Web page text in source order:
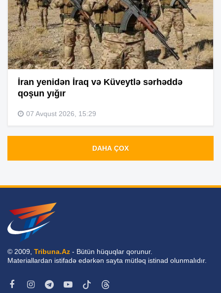
İran yenidən İraq və Küveytlə sərhəddə
qoşun yığır
07 Avqust 2026, 15:29
DAHA ÇOX
© 2009, Tribuna.Az - Bütün hüquqlar qorunur.
Materiallardan istifadə edərkən sayta mütləq istinad olunmalıdır.